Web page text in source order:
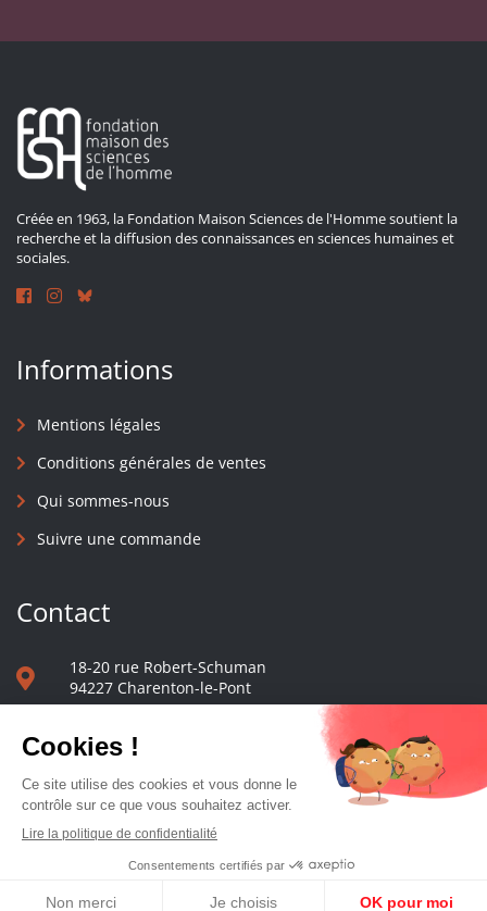
Créée en 1963, la Fondation Maison Sciences de l'Homme soutient la
recherche et la diffusion des connaissances en sciences humaines et
sociales.
Informations
Mentions légales
Conditions générales de ventes
Qui sommes-nous
Suivre une commande
Contact
18-20 rue Robert-Schuman
94227 Charenton-le-Pont